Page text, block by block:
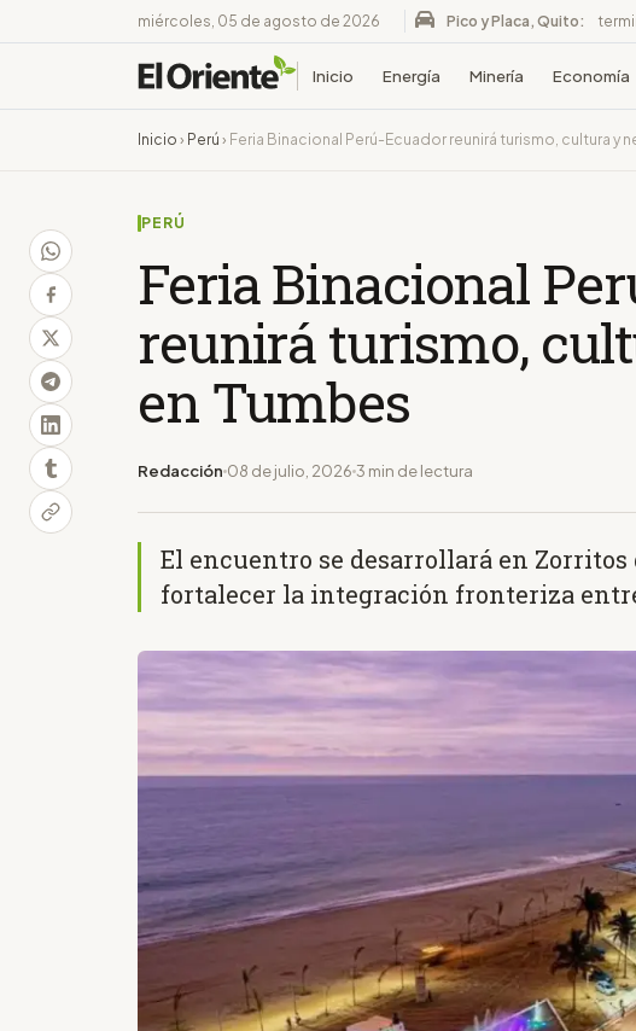
miércoles, 05 de agosto de 2026 Pico y Placa, Quito:
Inicio Energía Minería Economía
Inicio › Perú › Feria Binacional Perú-Ecuador reunirá turismo, cultura y
PERÚ
Feria Binacional
reunirá turismo,
en Tumbes
Redacción 08 de julio, 2026 3 min de lectura
El encuentro se desarrollará en Zorritos
fortalecer la integración fronteriza